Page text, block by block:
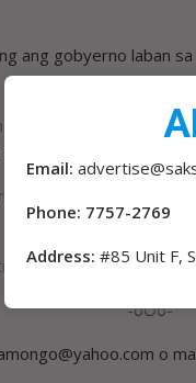
ang gobyerno laban
sa pakikipaggiyera sa
ng mga armas,
para huwag
“Sleeping
-oOo-
o
Email:
Phone: 7757-2769
Address: #85 Unit F,